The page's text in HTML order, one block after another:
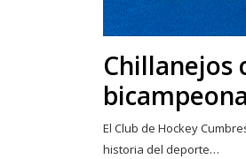
Chillanejos
El Club de Hockey
historia del deporte…